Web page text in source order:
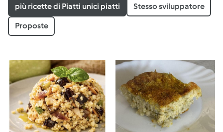
più ricette di Piatti unici piatti Stesso sviluppatore
Proposte